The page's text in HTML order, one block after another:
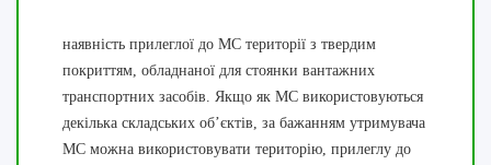
наявність прилеглої до МС території з твердим
покриттям, обладнаної для стоянки вантажних
транспортних засобів. Якщо як МС використовуються
декілька складських об’єктів, за бажанням утримувача
МС можна використовувати територію, прилеглу до